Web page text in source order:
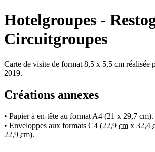
Hotelgroupes -
Circuitgroupes
Carte de visite de format 8,5 x 5,5 cm réalisée
2019.
Créations annexes
• Papier à en-tête au format A4 (21 x 29,7 cm).
• Enveloppes aux formats C4 (22,9 cm x 32,4
22,9 cm).